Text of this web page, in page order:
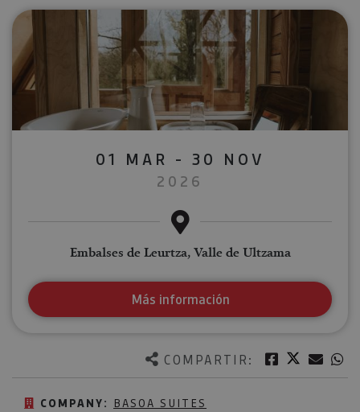
COMPARTIR: Facebook
Twitter
COMPANY: BASOA SUITES
01 MAR - 30 NOV
2026
Embalses de Leurtza, Valle de Ultzama
Más información